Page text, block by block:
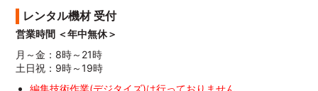
レンタル機材 受付
営業時間 ＜年中無休＞
月～金：8時～21時
土日祝：9時～19時